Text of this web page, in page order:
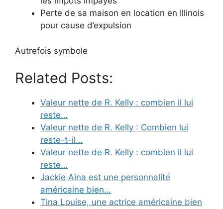
Perte de sa maison en location en Illinois
pour cause d’expulsion
Autrefois symbole
Related Posts:
Valeur nette de R. Kelly : combien il lui
reste…
Valeur nette de R. Kelly : Combien lui
reste-t-il…
Valeur nette de R. Kelly : combien il lui
reste…
Jackie Aina est une personnalité
américaine bien…
Tina Louise, une actrice américaine bien